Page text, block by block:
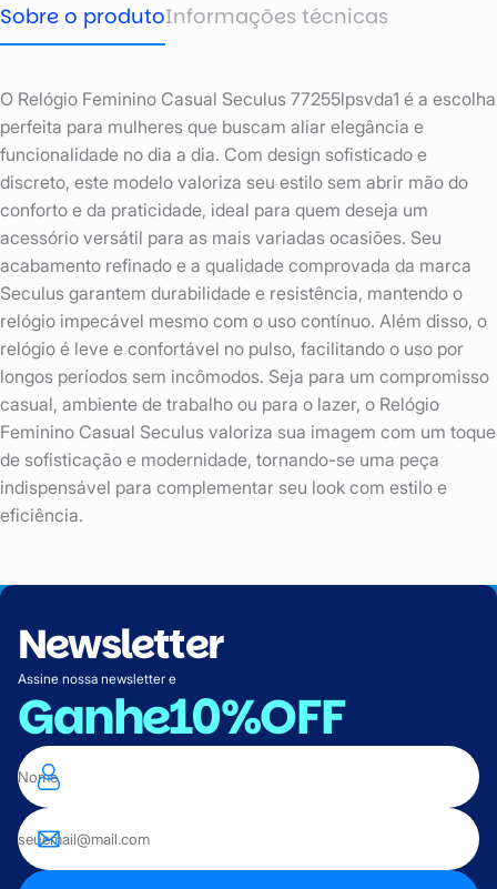
Sobre o produtoInformações técnicas
O Relógio Feminino Casual Seculus 77255lpsvda1 é a escolha
perfeita para mulheres que buscam aliar elegância e
funcionalidade no dia a dia. Com design sofisticado e
discreto, este modelo valoriza seu estilo sem abrir mão do
conforto e da praticidade, ideal para quem deseja um
acessório versátil para as mais variadas ocasiões. Seu
acabamento refinado e a qualidade comprovada da marca
Seculus garantem durabilidade e resistência, mantendo o
relógio impecável mesmo com o uso contínuo. Além disso, o
relógio é leve e confortável no pulso, facilitando o uso por
longos períodos sem incômodos. Seja para um compromisso
casual, ambiente de trabalho ou para o lazer, o Relógio
Feminino Casual Seculus valoriza sua imagem com um toque
de sofisticação e modernidade, tornando-se uma peça
indispensável para complementar seu look com estilo e
eficiência.
Newsletter
Assine nossa newsletter e
Ganhe10%OFF